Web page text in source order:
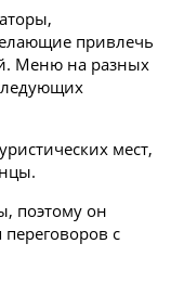
привлечь
Меню на разных
мест,
поэтому он
с